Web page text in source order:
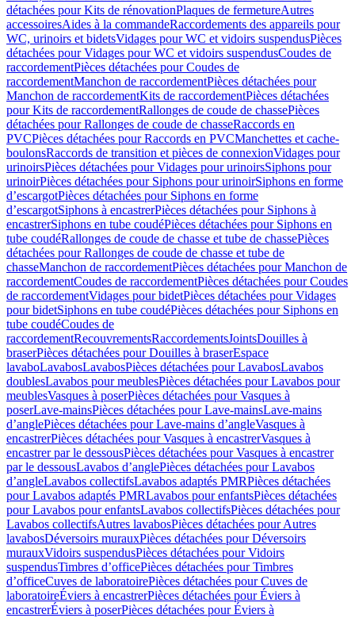
détachées pour Kits de rénovationPlaques de fermetureAutres
accessoiresAides à la commandeRaccordements des appareils pour
WC, urinoirs et bidetsVidages pour WC et vidoirs suspendusPièces
détachées pour Vidages pour WC et vidoirs suspendusCoudes de
raccordementPièces détachées pour Coudes de
raccordementManchon de raccordementPièces détachées pour
Manchon de raccordementKits de raccordementPièces détachées
pour Kits de raccordementRallonges de coude de chassePièces
détachées pour Rallonges de coude de chasseRaccords en
PVCPièces détachées pour Raccords en PVCManchettes et cache-
boulonsRaccords de transition et pièces de connexionVidages pour
urinoirsPièces détachées pour Vidages pour urinoirsSiphons pour
urinoirPièces détachées pour Siphons pour urinoirSiphons en forme
d’escargotPièces détachées pour Siphons en forme
d’escargotSiphons à encastrerPièces détachées pour Siphons à
encastrerSiphons en tube coudéPièces détachées pour Siphons en
tube coudéRallonges de coude de chasse et tube de chassePièces
détachées pour Rallonges de coude de chasse et tube de
chasseManchon de raccordementPièces détachées pour Manchon de
raccordementCoudes de raccordementPièces détachées pour Coudes
de raccordementVidages pour bidetPièces détachées pour Vidages
pour bidetSiphons en tube coudéPièces détachées pour Siphons en
tube coudéCoudes de
raccordementRecouvrementsRaccordementsJointsDouilles à
braserPièces détachées pour Douilles à braserEspace
lavaboLavabosLavabosPièces détachées pour LavabosLavabos
doublesLavabos pour meublesPièces détachées pour Lavabos pour
meublesVasques à poserPièces détachées pour Vasques à
poserLave-mainsPièces détachées pour Lave-mainsLave-mains
d’anglePièces détachées pour Lave-mains d’angleVasques à
encastrerPièces détachées pour Vasques à encastrerVasques à
encastrer par le dessousPièces détachées pour Vasques à encastrer
par le dessousLavabos d’anglePièces détachées pour Lavabos
d’angleLavabos collectifsLavabos adaptés PMRPièces détachées
pour Lavabos adaptés PMRLavabos pour enfantsPièces détachées
pour Lavabos pour enfantsLavabos collectifsPièces détachées pour
Lavabos collectifsAutres lavabosPièces détachées pour Autres
lavabosDéversoirs murauxPièces détachées pour Déversoirs
murauxVidoirs suspendusPièces détachées pour Vidoirs
suspendusTimbres dʼofficePièces détachées pour Timbres
dʼofficeCuves de laboratoirePièces détachées pour Cuves de
laboratoireÉviers à encastrerPièces détachées pour Éviers à
encastrerÉviers à poserPièces détachées pour Éviers à